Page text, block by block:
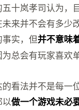
十岚孝司认为，
来并不会有多少
实，但并不意味
总会有玩家喜欢
看法并不是每一
以做一个游戏未必